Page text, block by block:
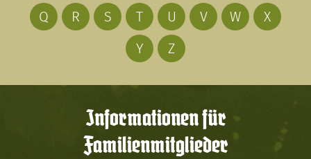
Q
R S T U V W
X
Y
Z
Informationen für
Familienmitglieder